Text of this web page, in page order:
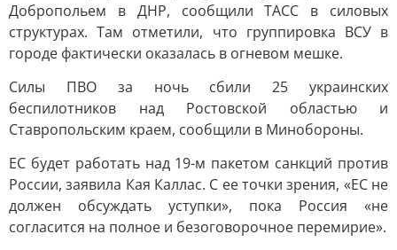
Добропольем в ДНР, сообщили ТАСС в силовых
структурах. Там отметили, что группировка ВСУ в
городе фактически оказалась в огневом мешке.
Силы ПВО за ночь сбили 25 украинских
беспилотников над Ростовской областью и
Ставропольским краем, сообщили в Минобороны.
ЕС будет работать над 19-м пакетом санкций против
России, заявила Кая Каллас. С ее точки зрения, «ЕС не
должен обсуждать уступки», пока Россия «не
согласится на полное и безоговорочное перемирие».